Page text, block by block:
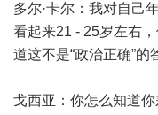
多尔·卡尔：我对自己
看起来21 - 25岁左右
道这不是“政治正确”的
戈西亚：你怎么知道